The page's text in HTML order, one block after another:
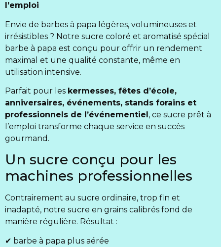
l’emploi
Envie de barbes à papa légères, volumineuses et
irrésistibles ? Notre sucre coloré et aromatisé spécial
barbe à papa est conçu pour offrir un rendement
maximal et une qualité constante, même en
utilisation intensive.
Parfait pour les kermesses, fêtes d’école,
anniversaires, événements, stands forains et
professionnels de l’événementiel, ce sucre prêt à
l’emploi transforme chaque service en succès
gourmand.
Un sucre conçu pour les
machines professionnelles
Contrairement au sucre ordinaire, trop fin et
inadapté, notre sucre en grains calibrés fond de
manière régulière. Résultat :
✔ barbe à papa plus aérée